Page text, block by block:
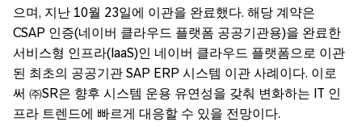
으며, 지난 10월 23일에 이관을 완료했다. 해당 계약은
CSAP 인증(네이버 클라우드 플랫폼 공공기관용)을 완료한
서비스형 인프라(IaaS)인 네이버 클라우드 플랫폼으로 이관
된 최초의 공공기관 SAP ERP 시스템 이관 사례이다. 이로
써 ㈜SR은 향후 시스템 운용 유연성을 갖춰 변화하는 IT 인
프라 트렌드에 빠르게 대응할 수 있을 전망이다.